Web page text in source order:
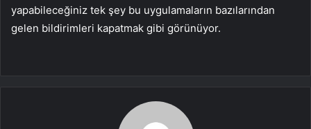
yapabileceğiniz tek şey bu uygulamaların bazılarından
gelen bildirimleri kapatmak gibi görünüyor.